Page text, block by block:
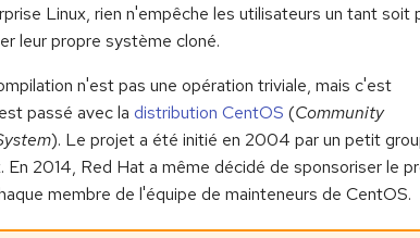
Linux, rien n'empêche les utilisateurs un tant soit
leur propre système cloné.
n'est pas une opération triviale, mais c'est
passé avec la distribution CentOS (Community
). Le projet a été initié en 2004 par un petit
En 2014, Red Hat a même décidé de sponsoriser le
membre de l'équipe de mainteneurs de CentOS.